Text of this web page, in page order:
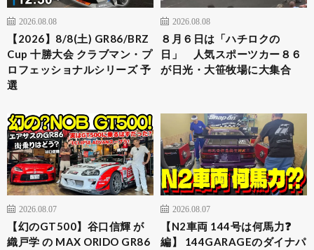
2026.08.08
【2026】8/8(土) GR86/BRZ
Cup 十勝大会 クラブマン・プ
ロフェッショナルシリーズ 予
選
2026.08.08
８月６日は「ハチロクの
日」 人気スポーツカー８６
が日光・大笹牧場に大集合
2026.08.07
【幻のGT500】谷口信輝 が
織戸学 の MAX ORIDO GR86
2026.08.07
【N2車両 144号は何馬力❓
編】 144GARAGEのダイナパ